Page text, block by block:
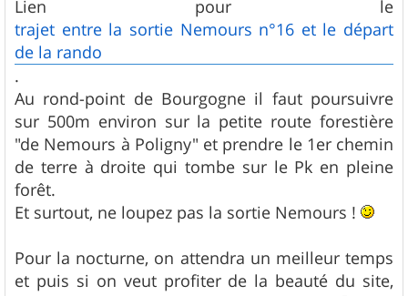
s
s
a
g
e
Lien pour le
trajet entre la sortie Nemours n°16 et le départ
de la rando
.
Au rond-point de Bourgogne il faut poursuivre
sur 500m environ sur la petite route forestière
"de Nemours à Poligny" et prendre le 1er chemin
de terre à droite qui tombe sur le Pk en pleine
forêt.
Et surtout, ne loupez pas la sortie Nemours !
Pour la nocturne, on attendra un meilleur temps
et puis si on veut profiter de la beauté du site,